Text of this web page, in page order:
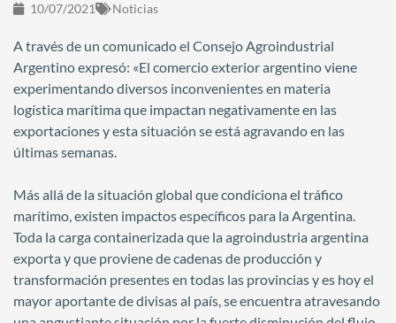
10/07/2021 Noticias
A través de un comunicado el Consejo Agroindustrial
Argentino expresó: «El comercio exterior argentino viene
experimentando diversos inconvenientes en materia
logística marítima que impactan negativamente en las
exportaciones y esta situación se está agravando en las
últimas semanas.
Más allá de la situación global que condiciona el tráfico
marítimo, existen impactos específicos para la Argentina.
Toda la carga containerizada que la agroindustria argentina
exporta y que proviene de cadenas de producción y
transformación presentes en todas las provincias y es hoy el
mayor aportante de divisas al país, se encuentra atravesando